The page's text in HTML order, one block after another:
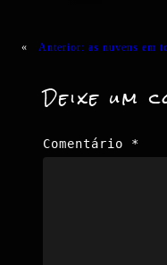
« Anterior: as nuvens em
Deixe um
Comentário *